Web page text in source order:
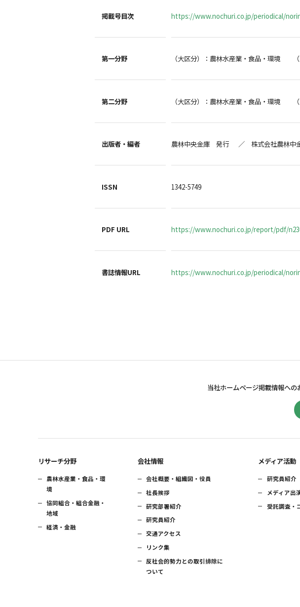
掲載号目次 https://www.nochuri.co.jp/periodical/
第一分野 （大区分）：農林水産業・食品・環境
第二分野 （大区分）：農林水産業・食品・環境
出版者・編者 農林中央金庫 発行 ／ 株式会社農林中
ISSN 1342-5749
PDF URL https://www.nochuri.co.jp/report/pdf/
書誌情報URL https://www.nochuri.co.jp/periodical/
当社ホームページ掲載情報への
リサーチ分野
農林水産業・食品・環
境
協同組合・組合金融・
地域
経済・金融
会社情報
会社概要・組織図・役員
社長挨拶
研究部署紹介
研究員紹介
交通アクセス
リンク集
反社会的勢力との取引排除に
ついて
メディア活動
研究員紹介
メディア出
受託調査・